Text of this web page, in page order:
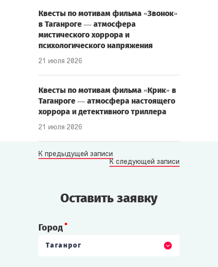
Квесты по мотивам фильма «Звонок»
в Таганроге — атмосфера
мистического хоррора и
психологического напряжения
21 июля 2026
Квесты по мотивам фильма «Крик» в
Таганроге — атмосфера настоящего
хоррора и детективного триллера
21 июля 2026
К предыдущей записи
К следующей записи
Оставить заявку
Город
Таганрог